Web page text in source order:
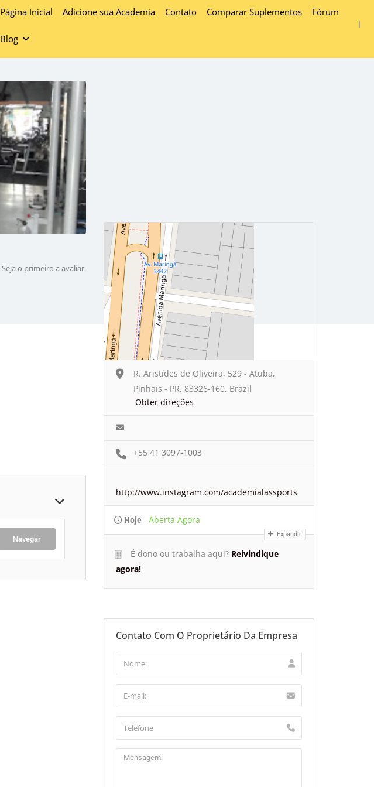
Página Inicial Adicione sua Academia Contato Comparar Suplementos Fórum
Blog
Seja o primeiro a avaliar
Navegar
R. Aristídes de Oliveira, 529 - Atuba,
Pinhais - PR, 83326-160, Brazil
Obter direções
+55 41 3097-1003
http://www.instagram.com/academialassports
Hoje Aberta Agora
Expandir
É dono ou trabalha aqui? Reivindique
agora!
Contato Com O Proprietário Da Empresa